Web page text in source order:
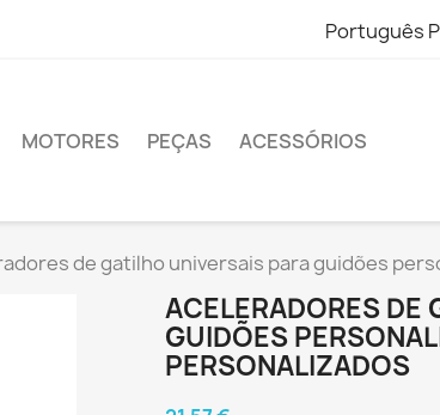
Português
MOTORES PEÇAS ACESSÓRIOS
de gatilho universais para guidões
ACELERADORES DE
GUIDÕES
PERSONALIZADOS